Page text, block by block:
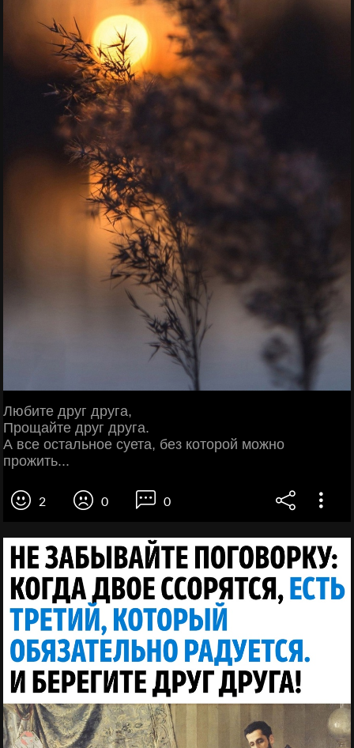
Любите друг друга,
Прощайте друг друга.
А все остальное суета, без которой можно
прожить...
2 0 0